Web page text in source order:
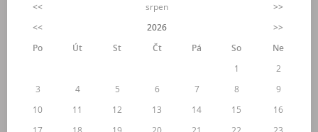
<< srpen
>>
<<
2026
>>
Po
Út St Čt Pá So
Ne
1
2
3
4 5 6 7 8
9
10
11 12 13 14 15
16